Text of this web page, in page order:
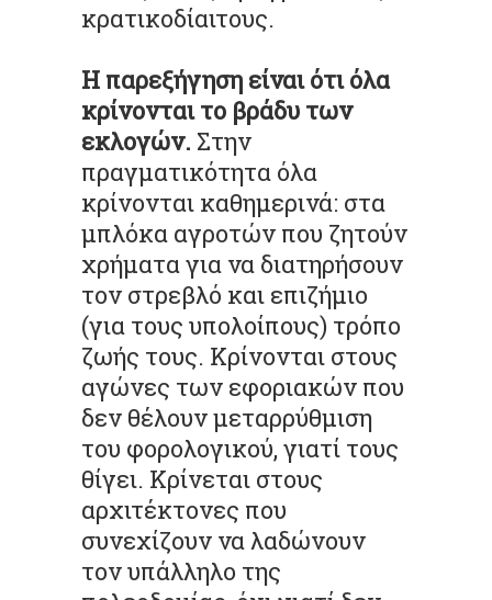
κρατικοδίαιτους.
Η παρεξήγηση είναι ότι όλα
κρίνονται το βράδυ των
εκλογών. Στην
πραγματικότητα όλα
κρίνονται καθημερινά: στα
μπλόκα αγροτών που ζητούν
χρήματα για να διατηρήσουν
τον στρεβλό και επιζήμιο
(για τους υπολοίπους) τρόπο
ζωής τους. Κρίνονται στους
αγώνες των εφοριακών που
δεν θέλουν μεταρρύθμιση
του φορολογικού, γιατί τους
θίγει. Κρίνεται στους
αρχιτέκτονες που
συνεχίζουν να λαδώνουν
τον υπάλληλο της